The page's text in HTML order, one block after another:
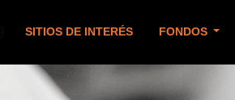
SITIOS DE INTERÉS FONDOS